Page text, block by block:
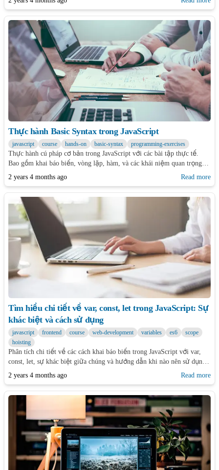
Thực hành Basic Syntax trong JavaScript
javascript course hands-on basic-syntax programming-exercises
Thực hành cú pháp cơ bản trong JavaScript với các bài tập thực tế.
Bao gồm khai báo biến, vòng lặp, hàm, và các khái niệm quan trọng
khác.
2 years 4 months ago Read more
Tìm hiểu chi tiết về var, const, let trong JavaScript: Sự
khác biệt và cách sử dụng
javascript frontend course web-development variables es6
scope
hoisting
Phân tích chi tiết về các cách khai báo biến trong JavaScript với var,
const, let, sự khác biệt giữa chúng và hướng dẫn khi nào nên sử dụng
mỗi loại để viết code hiệu quả và tránh lỗi phổ biến.
2 years 4 months ago Read more